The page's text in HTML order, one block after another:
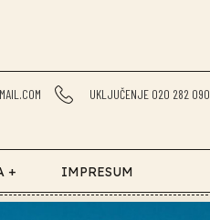
UKLJUČENJE 020 282 090
+ IMPRESUM